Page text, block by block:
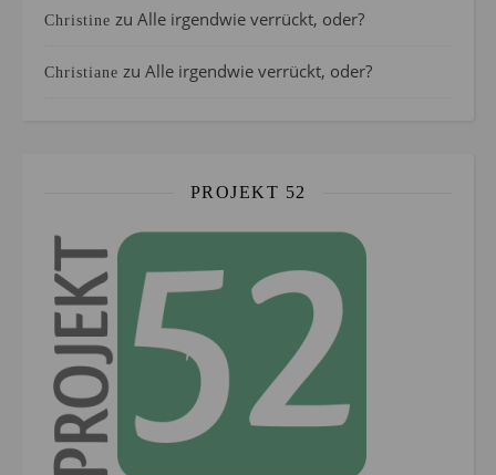
Christine zu Alle irgendwie verrückt, oder?
Christiane zu Alle irgendwie verrückt, oder?
PROJEKT 52